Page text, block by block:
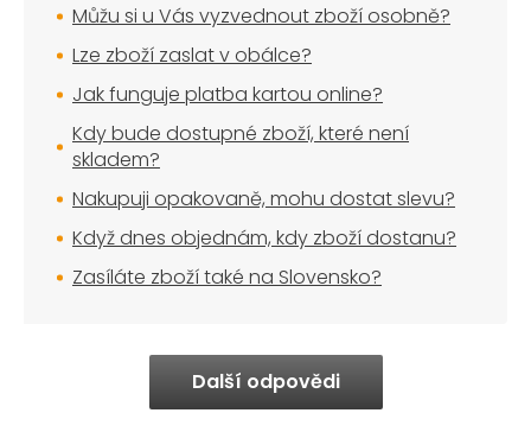
Můžu si u Vás vyzvednout zboží osobně?
Lze zboží zaslat v obálce?
Jak funguje platba kartou online?
Kdy bude dostupné zboží, které není
skladem?
Nakupuji opakovaně, mohu dostat slevu?
Když dnes objednám, kdy zboží dostanu?
Zasíláte zboží také na Slovensko?
Další odpovědi